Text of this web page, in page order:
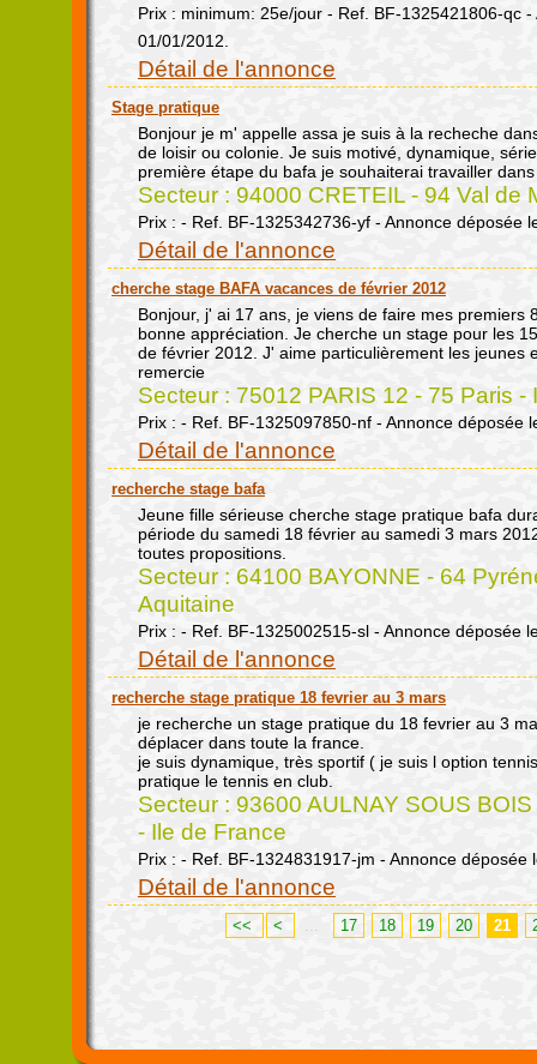
Prix : minimum: 25e/jour - Ref. BF-1325421806-qc
01/01/2012.
Détail de l'annonce
Stage pratique
Bonjour je m' appelle assa je suis à la recheche
de loisir ou colonie. Je suis motivé, dynamique,
première étape du bafa je souhaiterai travailler
Secteur : 94000 CRETEIL - 94 Val de
Prix : - Ref. BF-1325342736-yf - Annonce déposée
Détail de l'annonce
cherche stage BAFA vacances de février 2012
Bonjour, j' ai 17 ans, je viens de faire mes premiers
bonne appréciation. Je cherche un stage pour les
de février 2012. J' aime particulièrement les jeunes
remercie
Secteur : 75012 PARIS 12 - 75 Paris -
Prix : - Ref. BF-1325097850-nf - Annonce déposée
Détail de l'annonce
recherche stage bafa
Jeune fille sérieuse cherche stage pratique bafa
période du samedi 18 février au samedi 3 mars
toutes propositions.
Secteur : 64100 BAYONNE - 64
Aquitaine
Prix : - Ref. BF-1325002515-sl - Annonce déposée
Détail de l'annonce
recherche stage pratique 18 fevrier au 3 mars
je recherche un stage pratique du 18 fevrier au 3
déplacer dans toute la france.
je suis dynamique, très sportif ( je suis l option
pratique le tennis en club.
Secteur : 93600 AULNAY SOUS
- Ile de France
Prix : - Ref. BF-1324831917-jm - Annonce déposée
Détail de l'annonce
<< < ... 17 18 19 20 21